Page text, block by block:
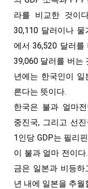
라를 비교한 것이
30,110 달러이나
에서 36,520 달러
39,060 달러를 버는
년에는 한국인이
른다는 뜻이다.
한국은 불과 얼마
중진국, 그리고 선
1인당 GDP는 필리
이 불과 얼마 전이
금은 일본과 비등
년 내에 일본을 추월